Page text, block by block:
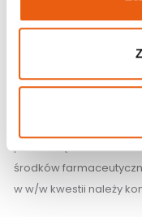
Posiada
Posiada
Niniejsze informacje
środków
w w/w kwestii należy